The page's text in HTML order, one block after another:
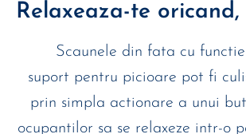
Relaxeaza-te oricand,
Scaunele din fata cu
suport pentru picioare pot fi
prin simpla actionare a unui
ocupantilor sa se relaxeze intr-o